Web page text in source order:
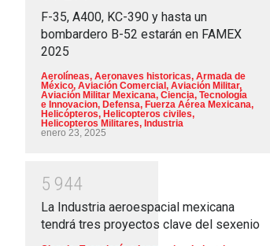
F-35, A400, KC-390 y hasta un
bombardero B-52 estarán en FAMEX
2025
Aerolíneas, Aeronaves historicas, Armada de
México, Aviación Comercial, Aviación Militar,
Aviación Militar Mexicana, Ciencia, Tecnología
e Innovacion, Defensa, Fuerza Aérea Mexicana,
Helicópteros, Helicopteros civiles,
Helicopteros Militares, Industria
enero 23, 2025
5 944
La Industria aeroespacial mexicana
tendrá tres proyectos clave del sexenio